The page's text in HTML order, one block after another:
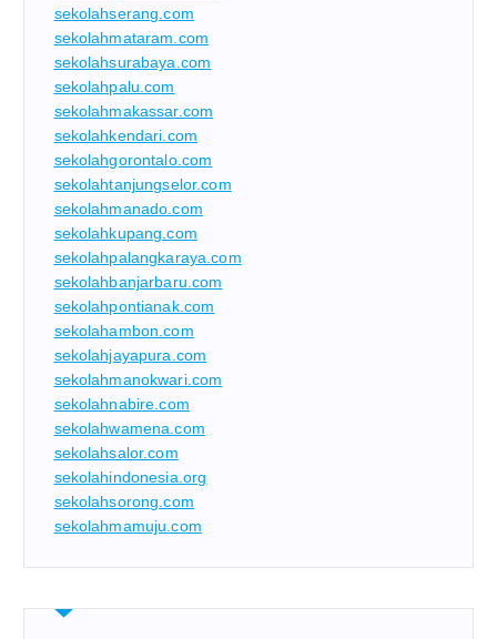
sekolahserang.com
sekolahmataram.com
sekolahsurabaya.com
sekolahpalu.com
sekolahmakassar.com
sekolahkendari.com
sekolahgorontalo.com
sekolahtanjungselor.com
sekolahmanado.com
sekolahkupang.com
sekolahpalangkaraya.com
sekolahbanjarbaru.com
sekolahpontianak.com
sekolahambon.com
sekolahjayapura.com
sekolahmanokwari.com
sekolahnabire.com
sekolahwamena.com
sekolahsalor.com
sekolahindonesia.org
sekolahsorong.com
sekolahmamuju.com